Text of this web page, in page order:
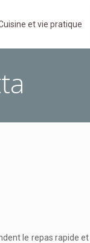
et vie pratique
le repas rapide